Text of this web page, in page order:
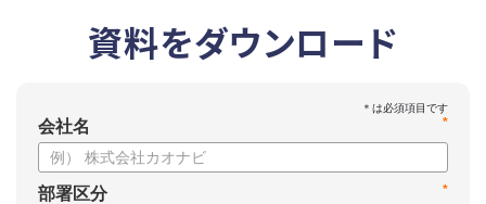
資料をダウンロード
*
会社名
*
部署区分